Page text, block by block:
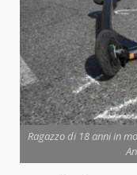
Ragazzo di 18 anni in